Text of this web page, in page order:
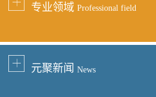
专业领域 Professional field
元聚新闻 News